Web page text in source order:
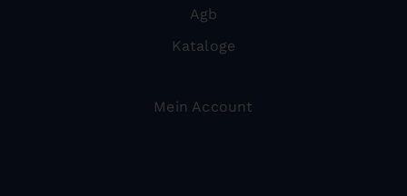
Agb
Kataloge
Mein Account